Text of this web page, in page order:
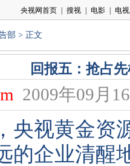
部 > 正文
回报五：抢占
2009年09月
视黄金资源
的企业清醒